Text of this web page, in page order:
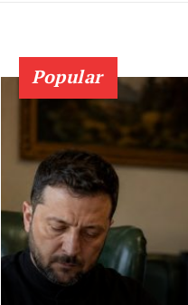
Popular